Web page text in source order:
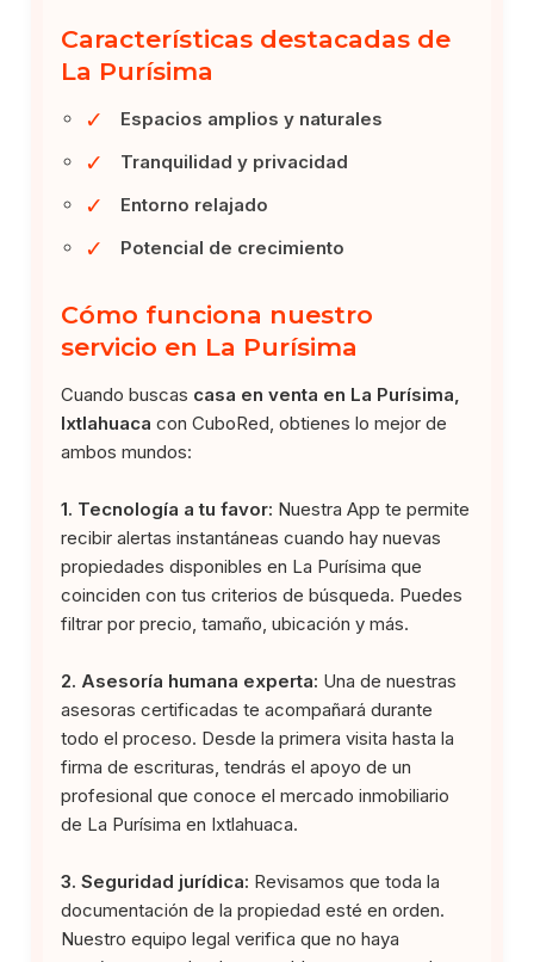
Características destacadas de
La Purísima
✓ Espacios amplios y naturales
✓ Tranquilidad y privacidad
✓ Entorno relajado
✓ Potencial de crecimiento
Cómo funciona nuestro
servicio en La Purísima
Cuando buscas casa en venta en La Purísima,
Ixtlahuaca con CuboRed, obtienes lo mejor de
ambos mundos:
1. Tecnología a tu favor: Nuestra App te permite
recibir alertas instantáneas cuando hay nuevas
propiedades disponibles en La Purísima que
coinciden con tus criterios de búsqueda. Puedes
filtrar por precio, tamaño, ubicación y más.
2. Asesoría humana experta: Una de nuestras
asesoras certificadas te acompañará durante
todo el proceso. Desde la primera visita hasta la
firma de escrituras, tendrás el apoyo de un
profesional que conoce el mercado inmobiliario
de La Purísima en Ixtlahuaca.
3. Seguridad jurídica: Revisamos que toda la
documentación de la propiedad esté en orden.
Nuestro equipo legal verifica que no haya